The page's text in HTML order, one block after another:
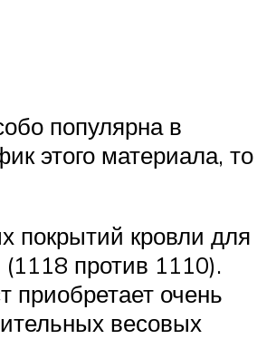
популярна в
этого материала, то
покрытий кровли для
против 1110).
очень
весовых